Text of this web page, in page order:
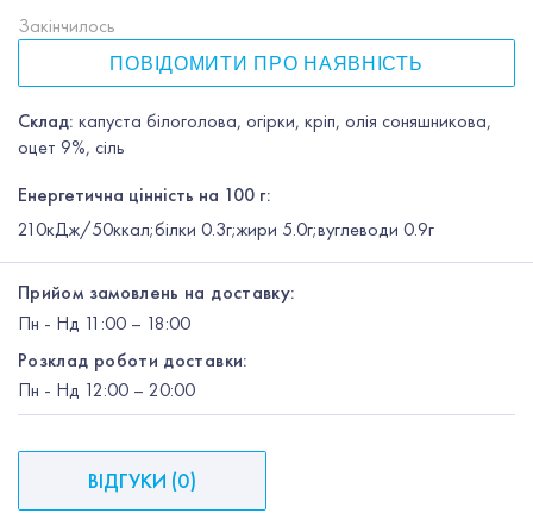
Склад: капуста білоголова, огірки, кріп, олія соняшникова,
оцет 9%, сіль
Енергетична цінність на 100 г:
210кДж/50ккал;білки 0.3г;жири 5.0г;вуглеводи 0.9г
Закінчилось
ПОВІДОМИТИ ПРО НАЯВНІСТЬ
Прийом замовлень на доставку:
Пн - Нд 11:00 – 18:00
Розклад роботи доставки:
Пн - Нд 12:00 – 20:00
ВІДГУКИ (0)